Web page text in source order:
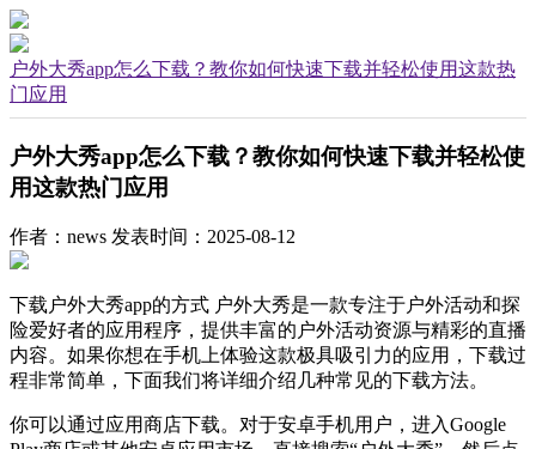
户外大秀app怎么下载？教你如何快速下载并轻松使用这款热
门应用
户外大秀app怎么下载？教你如何快速下载并轻松使
用这款热门应用
作者：news 发表时间：2025-08-12
下载户外大秀app的方式 户外大秀是一款专注于户外活动和探
险爱好者的应用程序，提供丰富的户外活动资源与精彩的直播
内容。如果你想在手机上体验这款极具吸引力的应用，下载过
程非常简单，下面我们将详细介绍几种常见的下载方法。
你可以通过应用商店下载。对于安卓手机用户，进入Google